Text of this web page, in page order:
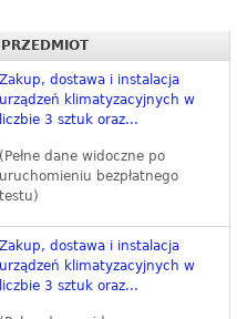
PRZEDMIOT
Zakup, dostawa i instalacja
urządzeń klimatyzacyjnych w
liczbie 3 sztuk oraz...
(Pełne dane widoczne po
uruchomieniu bezpłatnego
testu)
Zakup, dostawa i instalacja
urządzeń klimatyzacyjnych w
liczbie 3 sztuk oraz...